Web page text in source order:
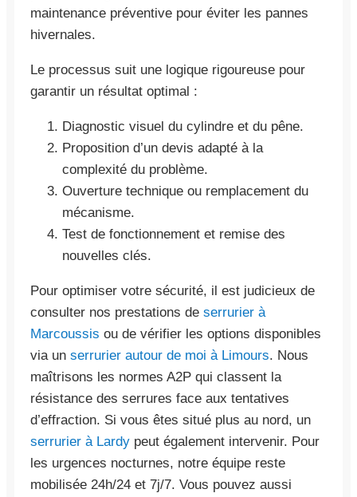
maintenance préventive pour éviter les pannes
hivernales.
Le processus suit une logique rigoureuse pour
garantir un résultat optimal :
Diagnostic visuel du cylindre et du pêne.
Proposition d’un devis adapté à la
complexité du problème.
Ouverture technique ou remplacement du
mécanisme.
Test de fonctionnement et remise des
nouvelles clés.
Pour optimiser votre sécurité, il est judicieux de
consulter nos prestations de serrurier à
Marcoussis ou de vérifier les options disponibles
via un serrurier autour de moi à Limours. Nous
maîtrisons les normes A2P qui classent la
résistance des serrures face aux tentatives
d’effraction. Si vous êtes situé plus au nord, un
serrurier à Lardy peut également intervenir. Pour
les urgences nocturnes, notre équipe reste
mobilisée 24h/24 et 7j/7. Vous pouvez aussi